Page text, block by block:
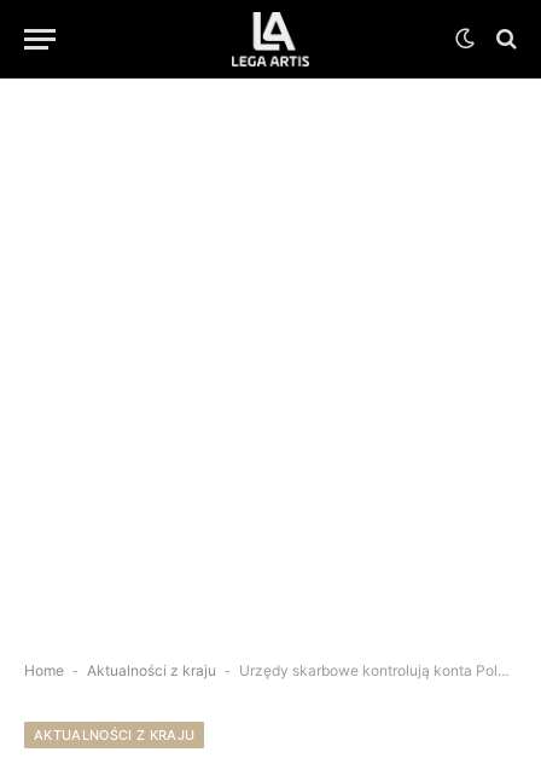
Home - Aktualności z kraju - Urzędy skarbowe kontrolują konta Polaków – Kary mogą być ogromne
AKTUALNOŚCI Z KRAJU